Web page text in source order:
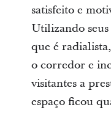
satisfeito e
Utilizando
que é
o corredor e
visitantes a
espaço ficou